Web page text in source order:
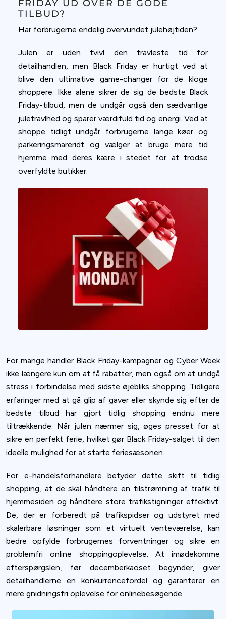
FRIDAY UD OVER DE GODE
TILBUD?
Har forbrugerne endelig overvundet julehøjtiden?
Julen er uden tvivl den travleste tid for
detailhandlen, men Black Friday er hurtigt ved at
blive den ultimative game-changer for de kloge
shoppere. Ikke alene sikrer de sig de bedste Black
Friday-tilbud, men de undgår også den sædvanlige
juletravlhed og sparer værdifuld tid og energi. Ved at
shoppe tidligt undgår forbrugerne lange køer og
parkeringsmareridt og vælger at bruge mere tid
hjemme med deres kære i stedet for at trodse
overfyldte butikker.
For mange handler Black Friday-kampagner og Cyber Week
ikke længere kun om at få rabatter, men også om at undgå
stress i forbindelse med sidste øjebliks shopping. Tidligere
erfaringer med at gå glip af gaver eller skynde sig efter de
bedste tilbud har gjort tidlig shopping endnu mere
tiltrækkende. Når julen nærmer sig, øges presset for at
sikre en perfekt ferie, hvilket gør Black Friday-salget til den
ideelle mulighed for at starte feriesæsonen.
For e-handelsforhandlere betyder dette skift til tidlig
shopping, at de skal håndtere en tilstrømning af trafik til
hjemmesiden og håndtere store trafikstigninger effektivt.
De, der er forberedt på trafikspidser og udstyret med
skalerbare løsninger som et virtuelt venteværelse, kan
bedre opfylde forbrugernes forventninger og sikre en
problemfri online shoppingoplevelse. At imødekomme
efterspørgslen, før decemberkaoset begynder, giver
detailhandlerne en konkurrencefordel og garanterer en
mere gnidningsfri oplevelse for onlinebesøgende.